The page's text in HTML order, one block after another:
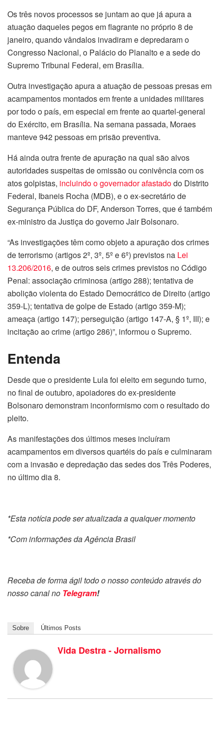
Os três novos processos se juntam ao que já apura a
atuação daqueles pegos em flagrante no próprio 8 de
janeiro, quando vândalos invadiram e depredaram o
Congresso Nacional, o Palácio do Planalto e a sede do
Supremo Tribunal Federal, em Brasília.
Outra investigação apura a atuação de pessoas presas em
acampamentos montados em frente a unidades militares
por todo o país, em especial em frente ao quartel-general
do Exército, em Brasília. Na semana passada, Moraes
manteve 942 pessoas em prisão preventiva.
Há ainda outra frente de apuração na qual são alvos
autoridades suspeitas de omissão ou conivência com os
atos golpistas, incluindo o governador afastadodo Distrito
Federal, Ibaneis Rocha (MDB), e o ex-secretário de
Segurança Pública do DF, Anderson Torres, que é também
ex-ministro da Justiça do governo Jair Bolsonaro.
“As investigações têm como objeto a apuração dos crimes
de terrorismo (artigos 2º, 3º, 5º e 6º) previstos na Lei
13.206/2016, e de outros seis crimes previstos no Código
Penal: associação criminosa (artigo 288); tentativa de
abolição violenta do Estado Democrático de Direito (artigo
359-L); tentativa de golpe de Estado (artigo 359-M);
ameaça (artigo 147); perseguição (artigo 147-A, § 1º, III); e
incitação ao crime (artigo 286)”, informou o Supremo.
Entenda
Desde que o presidente Lula foi eleito em segundo turno,
no final de outubro, apoiadores do ex-presidente
Bolsonaro demonstram inconformismo com o resultado do
pleito.
As manifestações dos últimos meses incluíram
acampamentos em diversos quartéis do país e culminaram
com a invasão e depredação das sedes dos Três Poderes,
no último dia 8.
*Esta notícia pode ser atualizada a qualquer momento
*Com informações da Agência Brasil
Receba de forma ágil todo o nosso conteúdo através do
nosso canal no Telegram!
Sobre Últimos Posts
Vida Destra - Jornalismo